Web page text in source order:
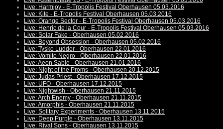
Live: Harmjoy - E-Tropolis Festival Oberhausen 05.03.2016
Live: Kite - E-Tropolis Festival Oberhausen 05.03.2016
Live: Orange Sector - E-Tropolis Festival Oberhausen 05.03.2016
Live: Henric de la Cour - E-Tropolis Festival Oberhausen 05.03.2016
Live: Solar Fake - Oberhausen 05.02.2016
Live: Beyond Obsession - Oberhausen 05.02.2016
Live: Tyske Ludder - Oberhausen 22.01.2016
Live: Vomito Negro - Oberhausen 22.01.2016
Live: Aeon Sable - Oberhausen 21.01.2016
Live: Night of the Proms - Oberhausen 20.12.2015
Live: Judas Priest - Oberhausen 17.12.2015
Live: UFO - Oberhausen 17.12.2015
Live: Nightwish - Oberhausen 21.11.2015
Live: Arch Enemy - Oberhausen 21.11.2015
Live: Amorphis - Oberhausen 21.11.2015
Live: Solitary Experiments - Oberhausen 13.11.2015
Live: Deep Purple - Oberhausen 13.11.2015
Live: Rival Sons - Oberhausen 13.11.2015